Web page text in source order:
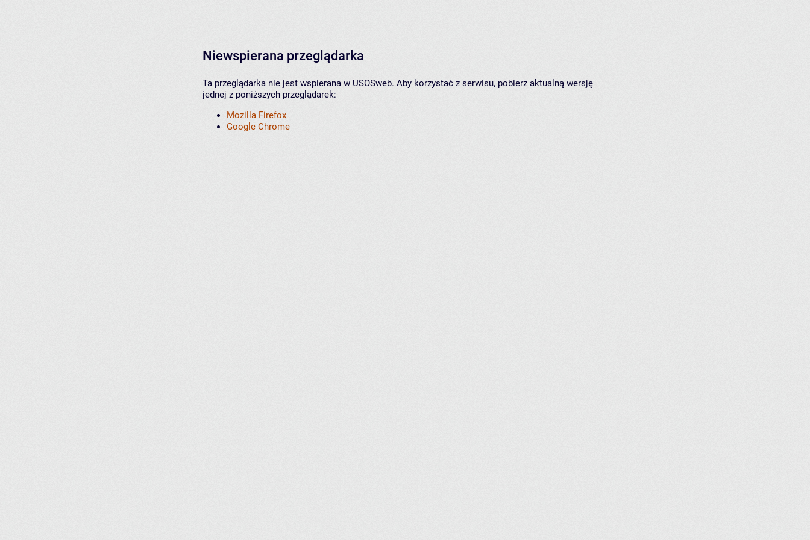
Niewspierana przeglądarka
Ta przeglądarka nie jest wspierana w USOSweb. Aby korzystać z serwisu, pobierz aktualną wersję
jednej z poniższych przeglądarek:
Mozilla Firefox
Google Chrome